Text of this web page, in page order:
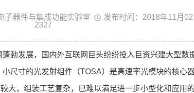
子器件与集成功能实验室 发布时间：2018年11月02
2327
勃发展，国内外互联网巨头纷纷投入巨资兴建大型数
尺寸的光发射组件（TOSA）是高速率光模块的核心
大，组装工艺复杂，已难以满足进一步小型化和应用